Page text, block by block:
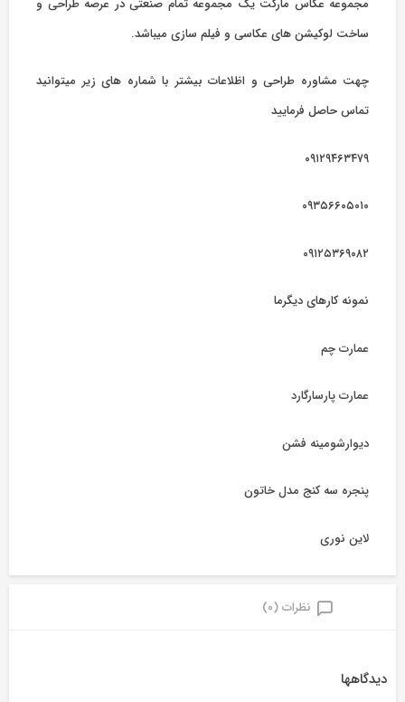
ساخت لوکیشن های عکاسی و فیلم سازی میباشد.
چهت مشاوره طراحی و اظلاعات بیشتر با شماره های زیر میتوانید
تماس حاصل فرمایید
۰۹۱۲۹۴۶۳۴۷۹
۰۹۳۵۶۶۰۵۰۱۰
۰۹۱۲۵۳۶۹۰۸۲
نمونه کارهای دیگرما
عمارت چم
عمارت پارسارگارد
دیوارشومینه فشن
پنجره سه کنج مدل خاتون
لاین نوری
نظرات (0)
دیدگاهها